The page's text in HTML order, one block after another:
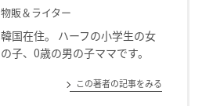
物販＆ライター
韓国在住。 ハーフの小学生の女
の子、0歳の男の子ママです。
この著者の記事をみる